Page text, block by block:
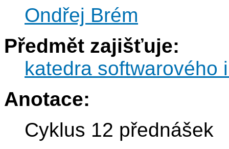
Ondřej Brém
Předmět zajišťuje:
katedra softwarového
Anotace:
Cyklus 12 přednášek